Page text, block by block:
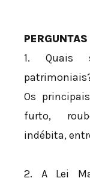
1. Quais
Os
furto,
indébita,
2. A Lei